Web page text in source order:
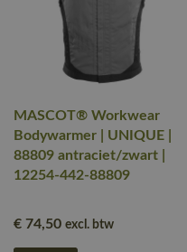
MASCOT® Workwear
Bodywarmer | UNIQUE |
88809 antraciet/zwart |
12254-442-88809
€ 74,50 excl. btw